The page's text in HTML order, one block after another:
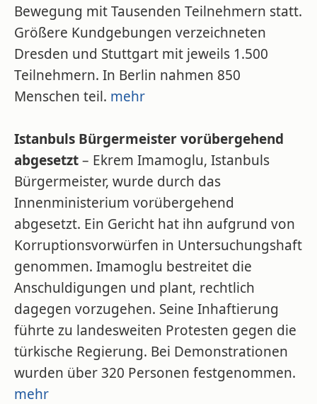
Bewegung mit Tausenden Teilnehmern statt.
Größere Kundgebungen verzeichneten
Dresden und Stuttgart mit jeweils 1.500
Teilnehmern. In Berlin nahmen 850
Menschen teil. mehr
Istanbuls Bürgermeister vorübergehend
abgesetzt– Ekrem Imamoglu, Istanbuls
Bürgermeister, wurde durch das
Innenministerium vorübergehend
abgesetzt. Ein Gericht hat ihn aufgrund von
Korruptionsvorwürfen in Untersuchungshaft
genommen. Imamoglu bestreitet die
Anschuldigungen und plant, rechtlich
dagegen vorzugehen. Seine Inhaftierung
führte zu landesweiten Protesten gegen die
türkische Regierung. Bei Demonstrationen
wurden über 320 Personen festgenommen.
mehr